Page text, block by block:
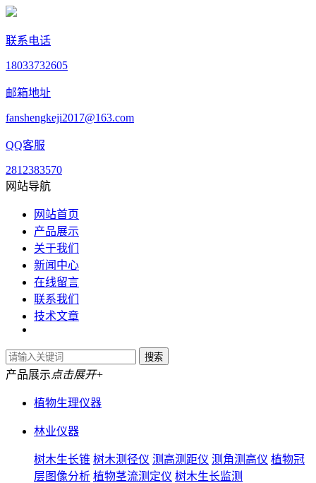
联系电话
18033732605
邮箱地址
fanshengkeji2017@163.com
QQ客服
2812383570
网站导航
网站首页
产品展示
关于我们
新闻中心
在线留言
联系我们
技术文章
产品展示点击展开+
植物生理仪器
林业仪器
树木生长锥 树木测径仪 测高测距仪 测角测高仪 植物冠
层图像分析 植物茎流测定仪 树木生长监测